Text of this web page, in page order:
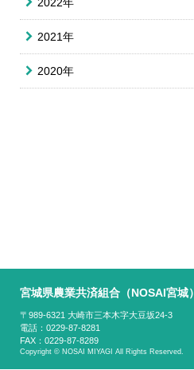
2021年
2020年
宮城県農業共済組合（NOSAI宮城）
〒989-6321 大崎市三本木字大豆坂24-3
電話：0229-87-8281
FAX：0229-87-8289
Copyright © NOSAI MIYAGI All Rights Reserved.